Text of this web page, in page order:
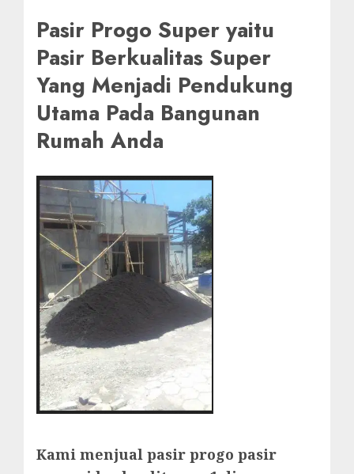
Pasir Progo Super yaitu
Pasir Berkualitas Super
Yang Menjadi Pendukung
Utama Pada Bangunan
Rumah Anda
Kami menjual pasir progo pasir